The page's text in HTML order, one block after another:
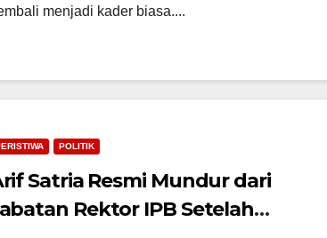
menjadi kader biasa....
POLITIK
Satria Resmi Mundur dari
Rektor IPB Setelah